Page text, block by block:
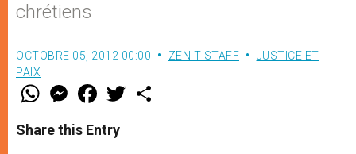
chrétiens
OCTOBRE 05, 2012 00:00 ZENIT STAFF
JUSTICE ET
PAIX
W
t
s
M
e
s
e
F
a
e
b
w
Share this Entry